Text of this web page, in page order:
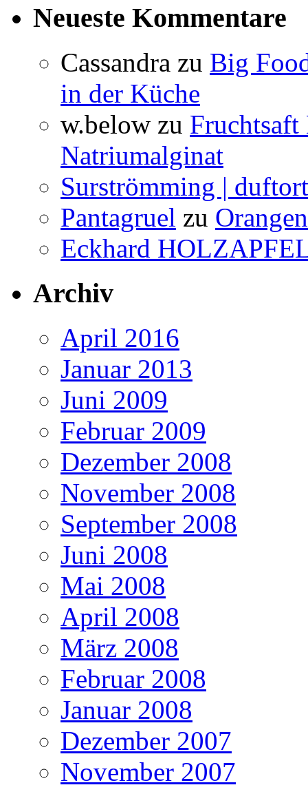
Neueste Kommentare
Cassandra zu Big
in der Küche
w.below zu
Natriumalginat
Surströmming |
Pantagruel zu
Eckhard
Archiv
April 2016
Januar 2013
Juni 2009
Februar 2009
Dezember 2008
November 2008
September 2008
Juni 2008
Mai 2008
April 2008
März 2008
Februar 2008
Januar 2008
Dezember 2007
November 2007